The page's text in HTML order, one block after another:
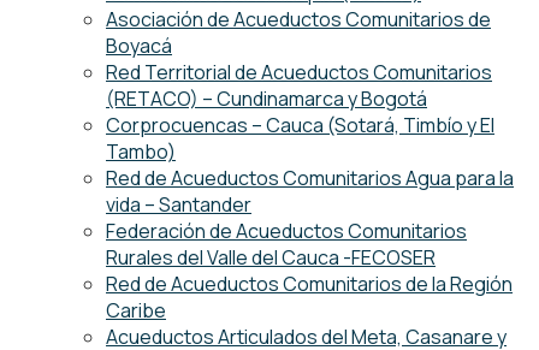
Asociación de Acueductos Comunitarios de
Boyacá
Red Territorial de Acueductos Comunitarios
(RETACO) – Cundinamarca y Bogotá
Corprocuencas – Cauca (Sotará, Timbío y El
Tambo)
Red de Acueductos Comunitarios Agua para la
vida – Santander
Federación de Acueductos Comunitarios
Rurales del Valle del Cauca -FECOSER
Red de Acueductos Comunitarios de la Región
Caribe
Acueductos Articulados del Meta, Casanare y